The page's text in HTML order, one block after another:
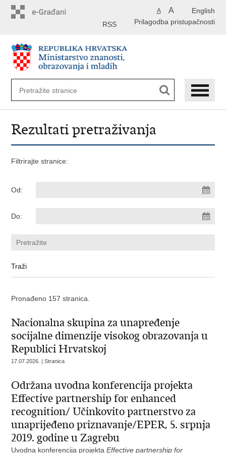
English
A A
Prilagodba pristupačnosti
RSS
Rezultati pretraživanja
Filtrirajte stranice:
Od:
Do:
Pronađeno 157 stranica.
Nacionalna skupina za unapređenje
socijalne dimenzije visokog obrazovanja u
Republici Hrvatskoj
17.07.2026. | Stranica
Održana uvodna konferencija projekta
Effective partnership for enhanced
recognition/ Učinkovito partnerstvo za
unaprijeđeno priznavanje/EPER, 5. srpnja
2019. godine u Zagrebu
Uvodna konferencija projektaEffective partnership for